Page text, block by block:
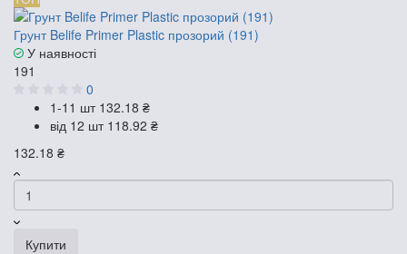
Грунт Belife Primer Plastic прозорий (191)
У наявності
191
0
1-11 шт 132.18 ₴
від 12 шт 118.92 ₴
132.18 ₴
Купити